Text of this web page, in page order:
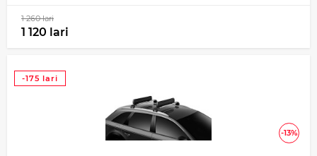
1 260 lari
1 120 lari
-13%
-175 lari